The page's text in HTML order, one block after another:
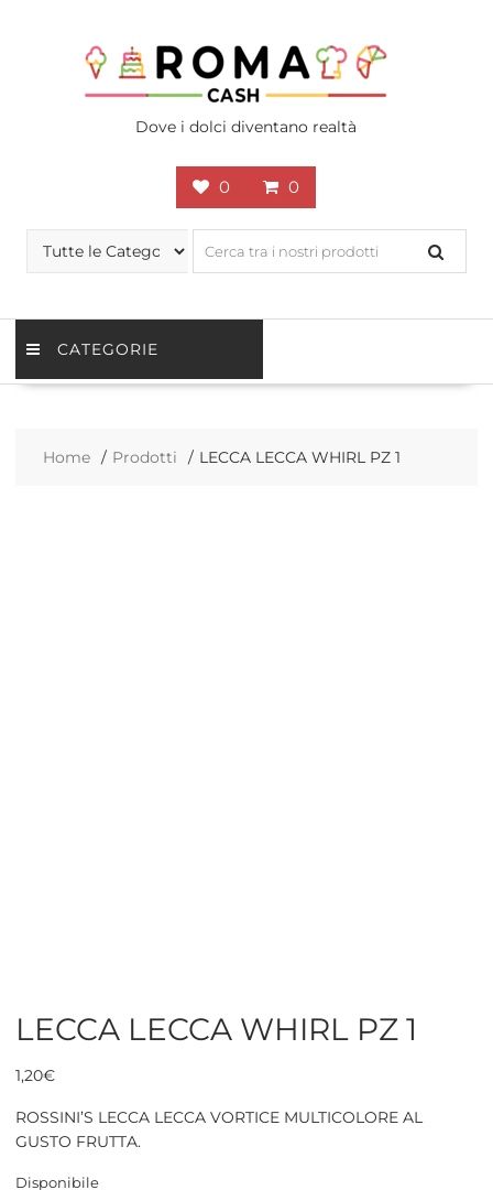
Dove i dolci diventano realtà
0 0
CATEGORIE
Home Prodotti LECCA LECCA WHIRL PZ 1
LECCA LECCA WHIRL PZ 1
1,20€
ROSSINI’S LECCA LECCA VORTICE MULTICOLORE AL
GUSTO FRUTTA.
Disponibile